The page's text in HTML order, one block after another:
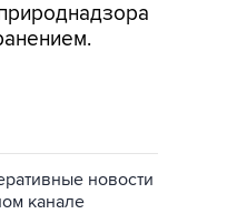
новости
канале